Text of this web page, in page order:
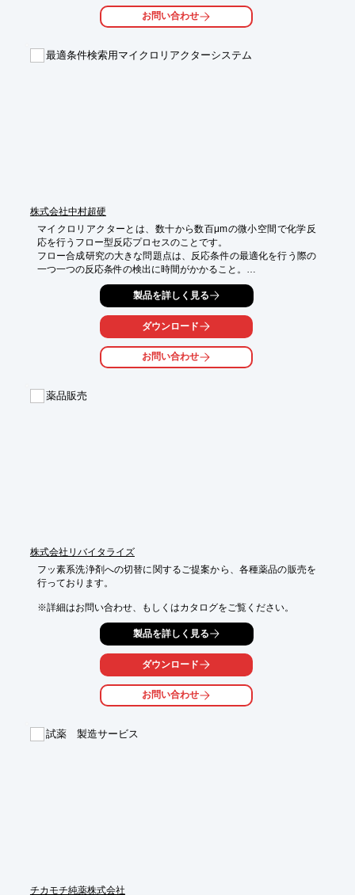
■速やかに試験を開始することが可能
■試験用の小型SMCRと試験に必要な機器を一体化
お問い合わせ
最適条件検索用マイクロリアクターシステム
株式会社中村超硬
マイクロリアクターとは、数十から数百μmの微小空間で化学反
応を行うフロー型反応プロセスのことです。
フロー合成研究の大きな問題点は、反応条件の最適化を行う際の
一つ一つの反応条件の検出に時間がかかること。
そこで、製薬及び化学の研究現場の意見を参考に短時間で最適条
件を見つけることができる最適反応条件検索用マイクロリアクタ
ーシステムを開発いたしました。
※詳しくは、カタログをダウンロードしてご覧下さい。
製品を詳しく見る
ダウンロード
お問い合わせ
薬品販売
株式会社リバイタライズ
フッ素系洗浄剤への切替に関するご提案から、各種薬品の販売を
行っております。
※詳細はお問い合わせ、もしくはカタログをご覧ください。
製品を詳しく見る
ダウンロード
お問い合わせ
試薬 製造サービス
チカモチ純薬株式会社